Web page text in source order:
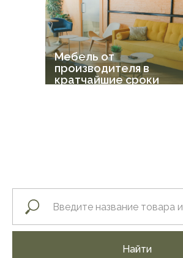
Мебель от
производителя в
кратчайшие сроки
Найти